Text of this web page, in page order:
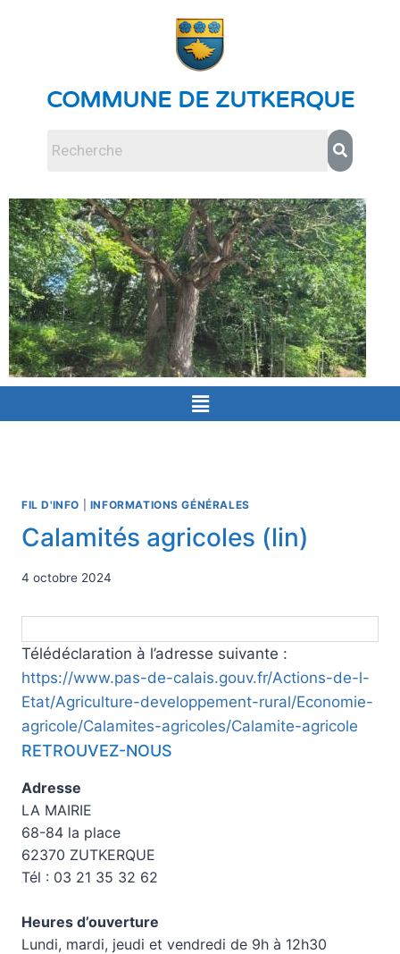
COMMUNE DE ZUTKERQUE
FIL D'INFO INFORMATIONS GÉNÉRALES
Calamités agricoles (lin)
4 octobre 2024
Télédéclaration à l’adresse suivante :
https://www.pas-de-calais.gouv.fr/Actions-de-l-
Etat/Agriculture-developpement-rural/Economie-
agricole/Calamites-agricoles/Calamite-agricole
RETROUVEZ-NOUS
Adresse
LA MAIRIE
68-84 la place
62370 ZUTKERQUE
Tél : 03 21 35 32 62
Heures d’ouverture
Lundi, mardi, jeudi et vendredi de 9h à 12h30